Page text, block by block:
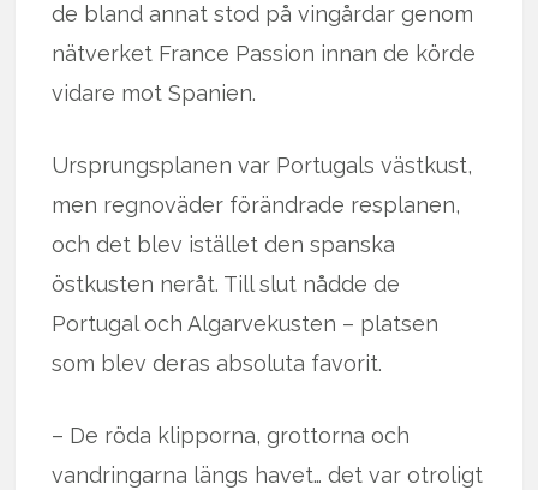
de bland annat stod på vingårdar genom
nätverket France Passion innan de körde
vidare mot Spanien.
Ursprungsplanen var Portugals västkust,
men regnoväder förändrade resplanen,
och det blev istället den spanska
östkusten neråt. Till slut nådde de
Portugal och Algarvekusten – platsen
som blev deras absoluta favorit.
– De röda klipporna, grottorna och
vandringarna längs havet… det var otroligt